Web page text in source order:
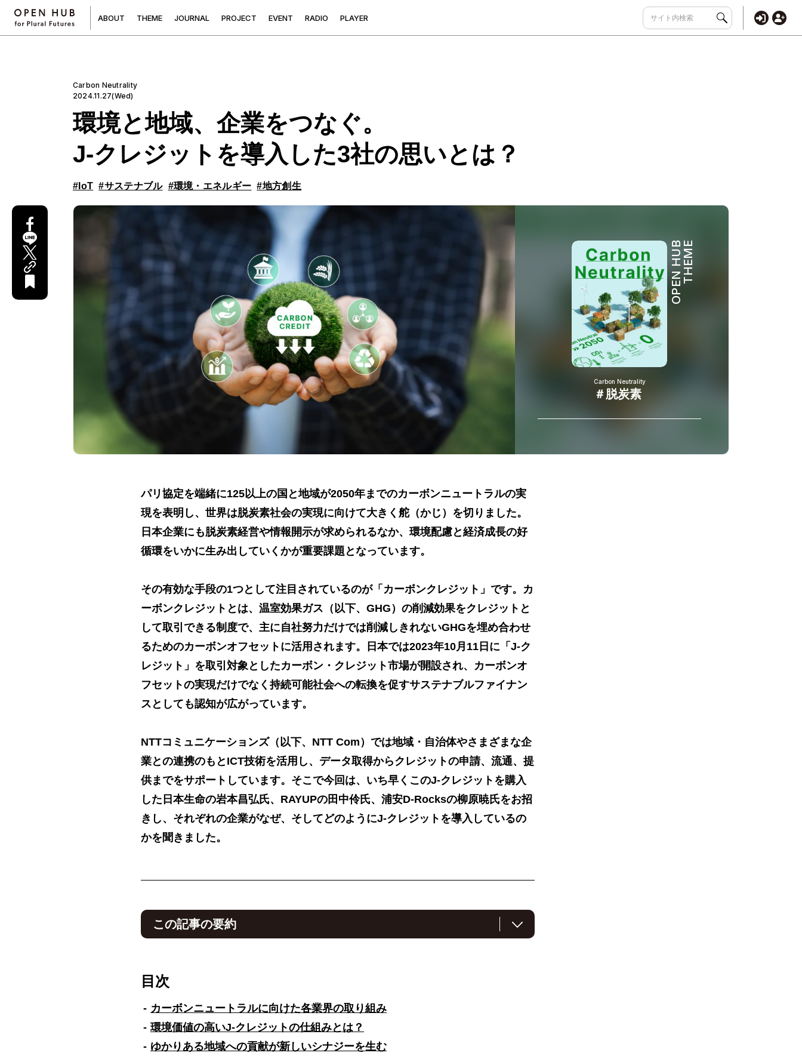
ABOUT THEME JOURNAL PROJECT EVENT RADIO PLAYER
Carbon Neutrality
2024.11.27(Wed)
環境と地域、企業をつなぐ。
J-クレジットを導入した3社の思いとは？
#IoT #サステナブル #環境・エネルギー #地方創生
OPEN HUBTHEME
Carbon Neutrality
＃脱炭素
パリ協定を端緒に125以上の国と地域が2050年までのカーボンニュートラルの実
現を表明し、世界は脱炭素社会の実現に向けて大きく舵（かじ）を切りました。
日本企業にも脱炭素経営や情報開示が求められるなか、環境配慮と経済成長の好
循環をいかに生み出していくかが重要課題となっています。
その有効な手段の1つとして注目されているのが「カーボンクレジット」です。カ
ーボンクレジットとは、温室効果ガス（以下、GHG）の削減効果をクレジットと
して取引できる制度で、主に自社努力だけでは削減しきれないGHGを埋め合わせ
るためのカーボンオフセットに活用されます。日本では2023年10月11日に「J-ク
レジット」を取引対象としたカーボン・クレジット市場が開設され、カーボンオ
フセットの実現だけでなく持続可能社会への転換を促すサステナブルファイナン
スとしても認知が広がっています。
NTTコミュニケーションズ（以下、NTT Com）では地域・自治体やさまざまな企
業との連携のもとICT技術を活用し、データ取得からクレジットの申請、流通、提
供までをサポートしています。そこで今回は、いち早くこのJ-クレジットを購入
した日本生命の岩本昌弘氏、RAYUPの田中伶氏、浦安D-Rocksの柳原暁氏をお招
きし、それぞれの企業がなぜ、そしてどのようにJ-クレジットを導入しているの
かを聞きました。
この記事の要約
試合において、GHG排出量の可視化とカーボンオフセットを実施しました。RAYUPは、カーボン
日本生命は、自社の脱炭素化だけでなく地域への貢献のためにJ-クレジットを活用しています。
NTT Comでは、森林由来と水田由来のJ-クレジットを提供しています。森林クレジットは森林の
多面的機能の維持にも貢献できると期待され、水田クレジットは環境負荷の高いメタンを削減して
いることが特徴です。GISやIoTセンサー技術を活用し、データによってクレジットの信頼性を高め
目次
カーボンニュートラルに向けた各業界の取り組み
環境価値の高いJ-クレジットの仕組みとは？
ゆかりある地域への貢献が新しいシナジーを生む